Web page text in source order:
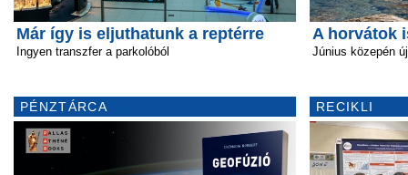
Már így is eljuthatunk a reptérre
Ingyen transzfer a parkolóból
PÉNZTÁRCA
A horvátok
Június közepén
RECIKLI